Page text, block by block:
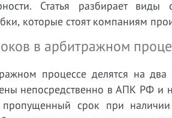
Статья разбирает
которые стоят компаниям
в арбитражном
процессе делятся на
непосредственно в АПК РФ и
пропущенный срок при